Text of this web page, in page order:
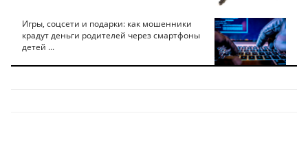
Игры, соцсети и подарки: как мошенники
крадут деньги родителей через смартфоны
детей ...